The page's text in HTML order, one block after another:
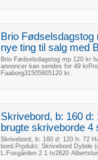
Brio Fødselsdagstog
nye ting til salg med
Brio Fødselsdagstog mp 120 kr
annoncer kan sendes for 49
Faaborg31505805120 kr.
Skrivebord, b: 160 d:
brugte skriveborde 4
Skrivebord, b: 160 d: 120 h: 72
bord.Produkt: Skrivebord Dybde
L.Fosgården 2 1 tv2620